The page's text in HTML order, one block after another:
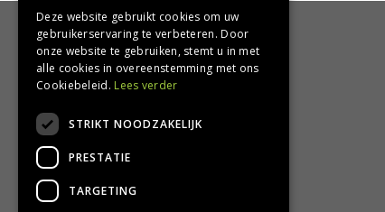
HANDIG
Bezorgen en afhalen
Algemene voorwaarden
Privacy statement
Deze website gebruikt cookies om uw
gebruikerservaring te verbeteren. Door
onze website te gebruiken, stemt u in met
alle cookies in overeenstemming met ons
Cookiebeleid. Lees verder
STRIKT NOODZAKELIJK
PRESTATIE
TARGETING